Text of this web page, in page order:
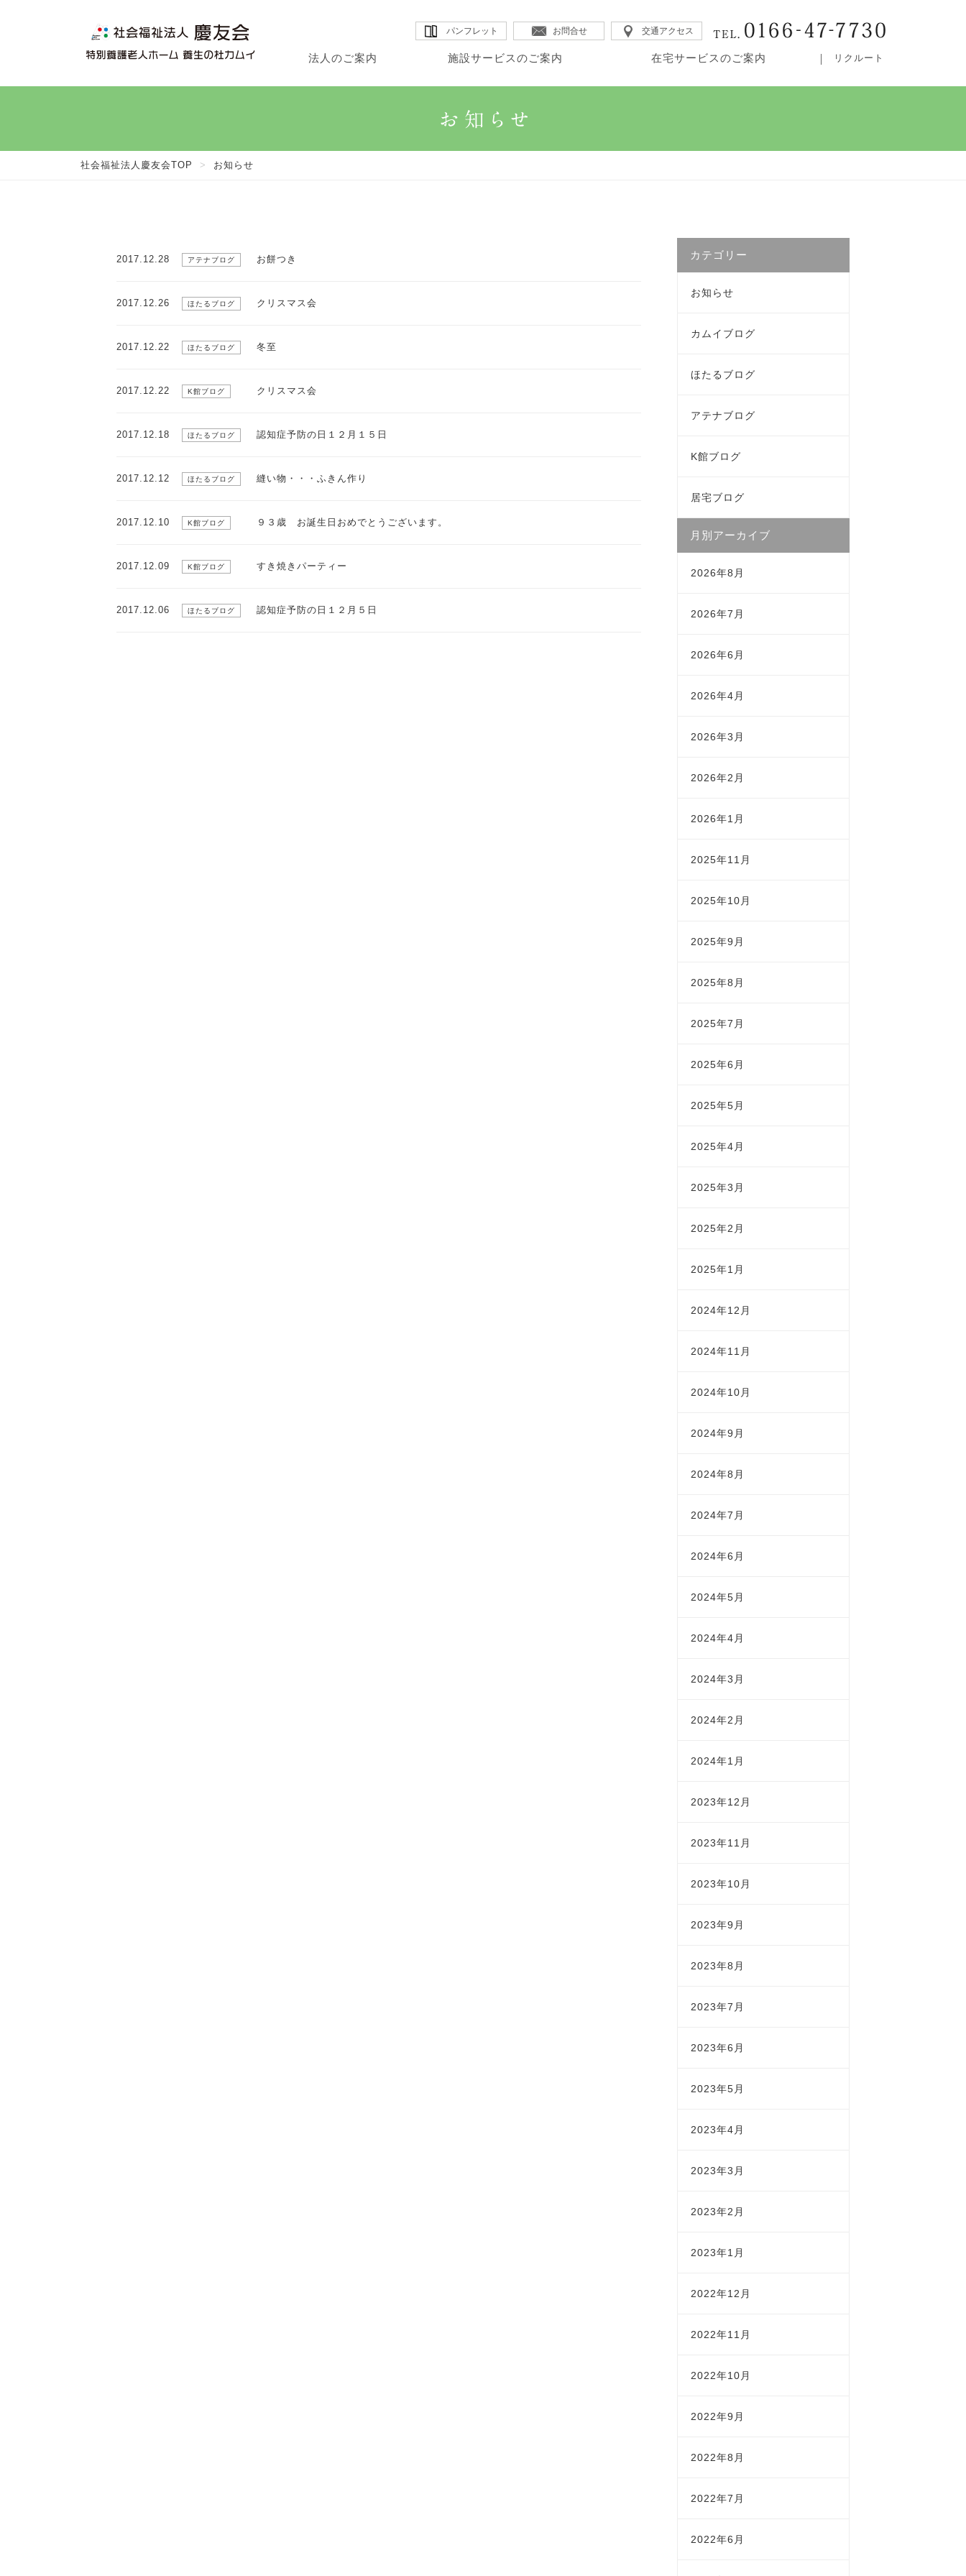
法人のご案内
法人のご案内
・理事長のご挨拶
・法人概要
・情報公開
施設サービスのご案内
施設サービスのご案内
・カムイ
・GHK館
在宅サービスのご案内
在宅サービスのご案内
・DSほたる
・SSカムイ
リクルート
パンフレット お問合せ 交通アクセス
社会福祉法人慶友会TOP > お知らせ
2017.12.28 アテナブログ お餅つき
2017.12.26 ほたるブログ クリスマス会
2017.12.22 ほたるブログ 冬至
2017.12.22 K館ブログ クリスマス会
2017.12.18 ほたるブログ 認知症予防の日１２月１５日
2017.12.12 ほたるブログ 縫い物・・・ふきん作り
2017.12.10 K館ブログ ９３歳 お誕生日おめでとうございます。
2017.12.09 K館ブログ すき焼きパーティー
2017.12.06 ほたるブログ 認知症予防の日１２月５日
カテゴリー
お知らせ
カムイブログ
ほたるブログ
アテナブログ
K館ブログ
居宅ブログ
月別アーカイブ
2026年8月
2026年7月
2026年6月
2026年4月
2026年3月
2026年2月
2026年1月
2025年11月
2025年10月
2025年9月
2025年8月
2025年7月
2025年6月
2025年5月
2025年4月
2025年3月
2025年2月
2025年1月
2024年12月
2024年11月
2024年10月
2024年9月
2024年8月
2024年7月
2024年6月
2024年5月
2024年4月
2024年3月
2024年2月
2024年1月
2023年12月
2023年11月
2023年10月
2023年9月
2023年8月
2023年7月
2023年6月
2023年5月
2023年4月
2023年3月
2023年2月
2023年1月
2022年12月
2022年11月
2022年10月
2022年9月
2022年8月
2022年7月
2022年6月